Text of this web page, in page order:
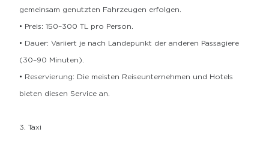
gemeinsam genutzten Fahrzeugen erfolgen.
• Preis: 150–300 TL pro Person.
• Dauer: Variiert je nach Landepunkt der anderen Passagiere
(30–90 Minuten).
• Reservierung: Die meisten Reiseunternehmen und Hotels
bieten diesen Service an.
3. Taxi